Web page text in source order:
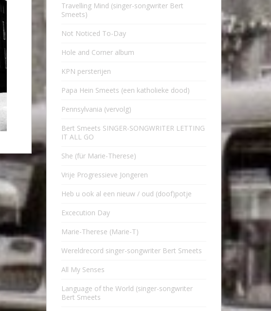
Travelling Mind (singer-songwriter Bert
Smeets)
Not Noticed To-Day
Hole and Corner album
KPN persterijen
Papa Hein Smeets (een katholieke dood)
Pennsylvania (vervolg)
Bert Smeets SINGER-SONGWRITER LETTING
IT ALL GO
She (für Marie-Therese)
Vrije Progressieve Jongeren
Heb u ook al een nieuw / oud (doof)potje
Excecution Day
Marie-Therese (Marie-T)
Wereldrecord singer-songwriter Bert Smeets
All My Senses
Language of the World (singer-songwriter
Bert Smeets